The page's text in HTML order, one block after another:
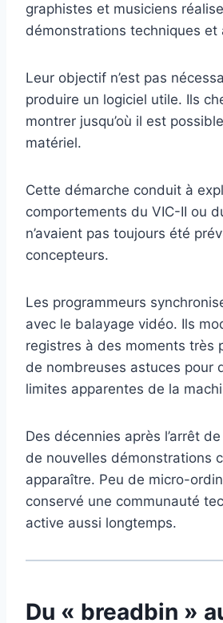
graphistes et musiciens
démonstrations techniques et
Leur objectif n’est pas
produire un logiciel utile. Ils
montrer jusqu’où il est
matériel.
Cette démarche conduit à
comportements du VIC-II ou
n’avaient pas toujours été
concepteurs.
Les programmeurs
avec le balayage vidéo. Ils
registres à des moments très
de nombreuses astuces pour
limites apparentes de la
Des décennies après l’arrêt
de nouvelles démonstrations
apparaître. Peu de micro-
conservé une communauté
active aussi longtemps.
Du « breadbin »